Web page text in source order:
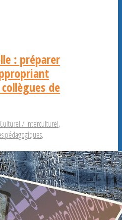
: préparer
de
Culturel / interculturel,
pédagogiques,